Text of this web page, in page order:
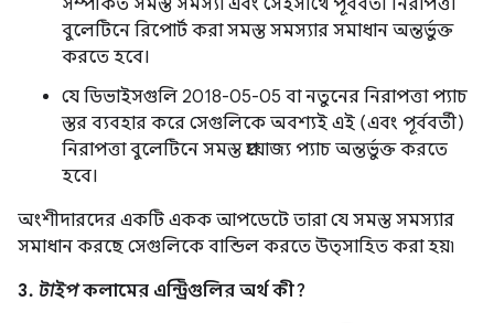
সম্পর্কিত সমস্ত সমস্যা এবং সেইসাথে পূর্ববর্তী নিরাপত্তা
বুলেটিনে রিপোর্ট করা সমস্ত সমস্যার সমাধান অন্তর্ভুক্ত
করতে হবে।
যে ডিভাইসগুলি 2018-05-05 বা নতুনের নিরাপত্তা প্যাচ
স্তর ব্যবহার করে সেগুলিকে অবশ্যই এই (এবং পূর্ববর্তী)
নিরাপত্তা বুলেটিনে সমস্ত প্রযোজ্য প্যাচ অন্তর্ভুক্ত করতে
হবে।
অংশীদারদের একটি একক আপডেটে তারা যে সমস্ত সমস্যার
সমাধান করছে সেগুলিকে বান্ডিল করতে উত্সাহিত করা হয়৷
3. টাইপকলামের এন্ট্রিগুলির অর্থ কী?